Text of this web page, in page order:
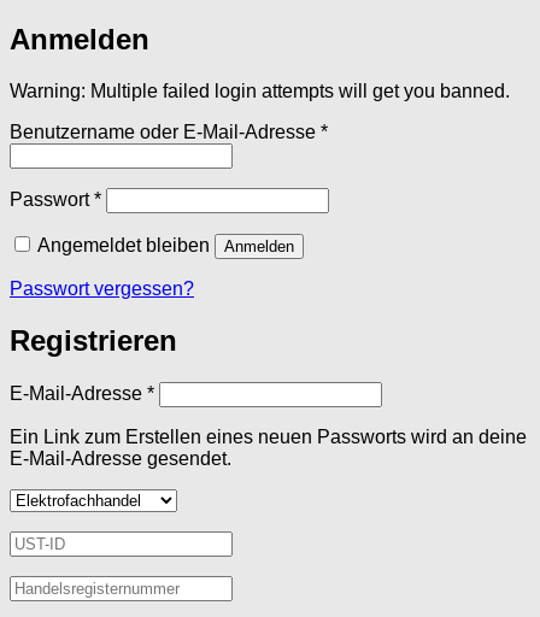
Anmelden
Warning: Multiple failed login attempts will get you banned.
Benutzername oder E-Mail-Adresse *Erforderlich
Passwort*Erforderlich
Angemeldet bleiben Anmelden
Passwort vergessen?
Registrieren
E-Mail-Adresse *Erforderlich
Ein Link zum Erstellen eines neuen Passworts wird an deine
E-Mail-Adresse gesendet.